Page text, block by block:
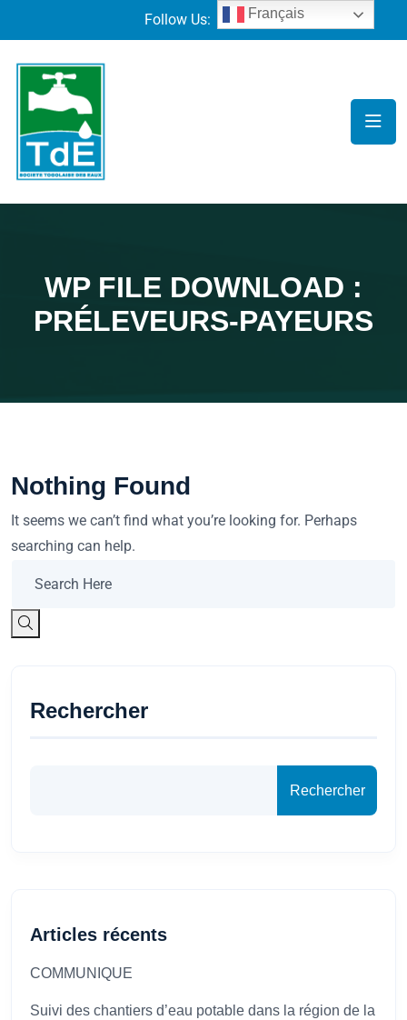
Follow Us:
WP FILE DOWNLOAD :
PRÉLEVEURS-PAYEURS
Nothing Found
It seems we can’t find what you’re looking for. Perhaps
searching can help.
Rechercher
Rechercher
Articles récents
COMMUNIQUE
Suivi des chantiers d’eau potable dans la région de la
Français